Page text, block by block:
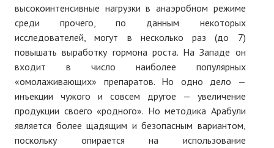
№ 4
№ 6
№ 7
№ 8
высокоинтенсивные нагрузки в анаэробном режиме
среди прочего, по данным некоторых
исследователей, могут в несколько раз (до 7)
повышать выработку гормона роста. На Западе он
входит в число наиболее популярных
«омолаживающих» препаратов. Но одно дело —
инъекции чужого и совсем другое — увеличение
продукции своего «родного». Но методика Арабули
является более щадящим и безопасным вариантом,
поскольку опирается на использование